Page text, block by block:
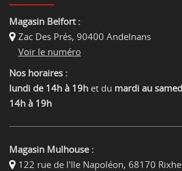
Magasin Belfort :
Zac Des Prés, 90400 Andelnans
Voir le numéro
Nos horaires :
lundi de 14h à 19h et du mardi au
14h à 19h
Magasin Mulhouse :
122 rue de l'Ile Napoléon, 68170